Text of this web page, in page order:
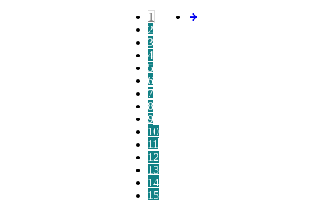
1
2
3
4
5
6
7
8
9
10
11
12
13
14
15